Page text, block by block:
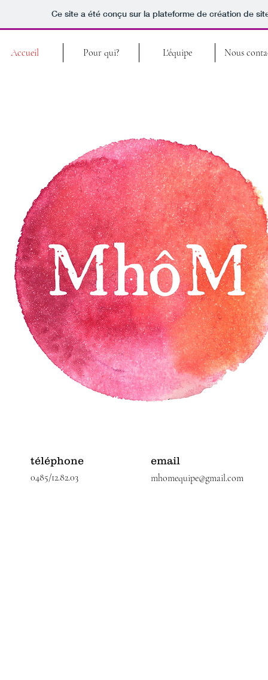
Ce site a été conçu sur la plateforme de création de
Accueil Pour qui? L'équipe Nous
téléphone
0485/12.82.03
email
mhomequipe@gmail.com